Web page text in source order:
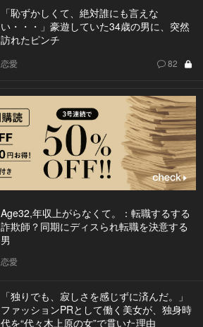
「恥ずかしくて、絶対誰にも言えな
い・・・」豪遊していた34歳の男に、突然
訪れたピンチ
恋愛 82
Age32,年収上がらなくて。：転職するする
詐欺師？同期にディスられ転職を決意する
男
恋愛
「独りでも、寂しさを感じずに済んだ。」
ファッションPRとして働く美女が、独身時
代を“代々木上原の女”で貫いた理由